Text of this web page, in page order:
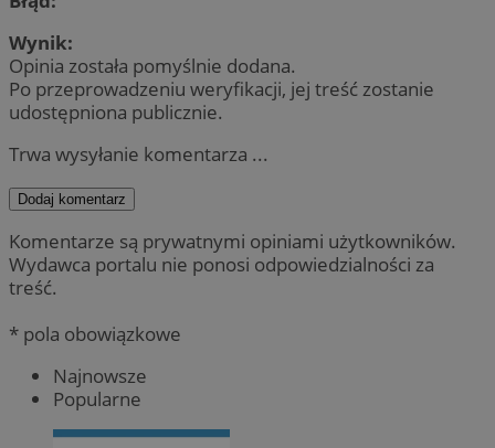
Wynik:
Opinia została pomyślnie dodana.
Po przeprowadzeniu weryfikacji, jej treść zostanie
udostępniona publicznie.
Trwa wysyłanie komentarza ...
Dodaj komentarz
Komentarze są prywatnymi opiniami użytkowników.
Wydawca portalu nie ponosi odpowiedzialności za
treść.
* pola obowiązkowe
Najnowsze
Popularne